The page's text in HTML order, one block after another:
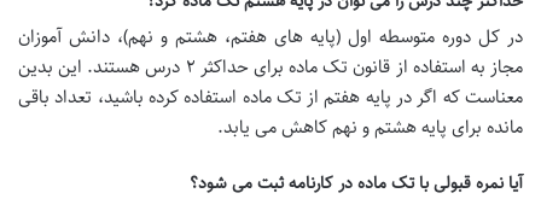
در کل دوره متوسطه اول (پایه های هفتم، هشتم و نهم)، دانش آموزان
مجاز به استفاده از قانون تک ماده برای حداکثر ۲ درس هستند. این بدین
معناست که اگر در پایه هفتم از تک ماده استفاده کرده باشید، تعداد باقی
مانده برای پایه هشتم و نهم کاهش می یابد.
آیا نمره قبولی با تک ماده در کارنامه ثبت می شود؟